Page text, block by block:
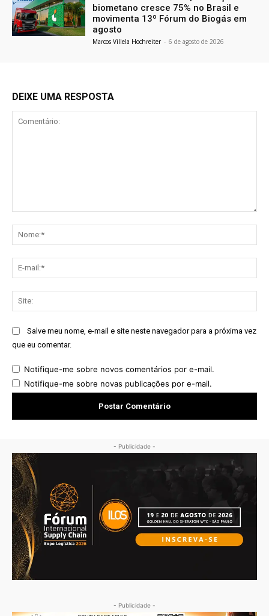
biometano cresce 75% no Brasil e
movimenta 13º Fórum do Biogás em
agosto
Marcos Villela Hochreiter - 6 de agosto de 2026
DEIXE UMA RESPOSTA
Salve meu nome, e-mail e site neste navegador para a próxima vez
que eu comentar.
Notifique-me sobre novos comentários por e-mail.
Notifique-me sobre novas publicações por e-mail.
- Publicidade -
- Publicidade -